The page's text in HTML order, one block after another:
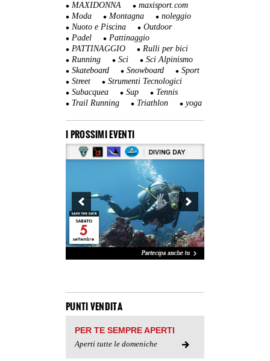
MAXIDONNA
maxisport.com
Moda
Montagna
noleggio
Nuoto e Piscina
Outdoor
Padel
Pattinaggio
PATTINAGGIO
Rulli per bici
Running
Sci
Sci Alpinismo
Skateboard
Snowboard
Sport
Street
Strumenti Tecnologici
Subacquea
Sup
Tennis
Trail Running
Triathlon yoga
I PROSSIMI EVENTI
PUNTI VENDITA
PER TE SEMPRE APERTI
Aperti tutte le domeniche